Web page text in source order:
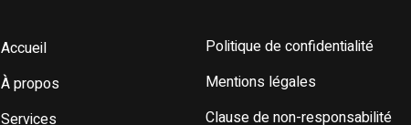
Accueil
À propos
Services
Politique de confidentialité
Mentions légales
Clause de non-responsabilité